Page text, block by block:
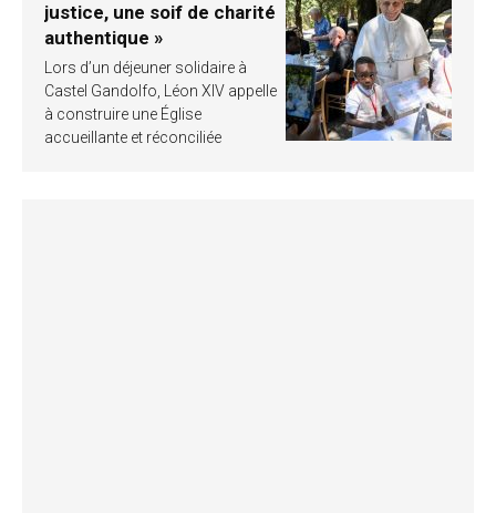
justice, une soif de charité
authentique »
Lors d’un déjeuner solidaire à
Castel Gandolfo, Léon XIV appelle
à construire une Église
accueillante et réconciliée